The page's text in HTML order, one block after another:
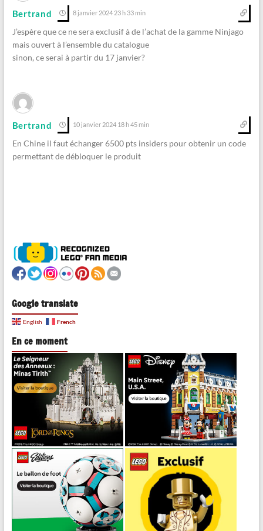
Bertrand 8 janvier 2024 23 h 33 min
J’espère que ce ne sera exclusif à de l’achat de la gamme Ninjago
mais ouvert à l’ensemble du catalogue
sinon, ce serai à partir du 17 janvier?
Bertrand 10 janvier 2024 18 h 45 min
En Chine il faut échanger 6500 pts insiders pour obtenir un code
permettant de débloquer le produit
Google translate
English French
En ce moment